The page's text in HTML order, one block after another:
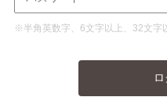
※半角英数字、6文字以上、32文字